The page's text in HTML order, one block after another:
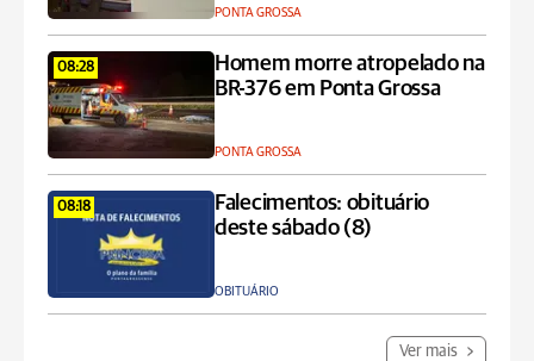
PONTA GROSSA
08:28
Homem morre atropelado na
BR-376 em Ponta Grossa
PONTA GROSSA
08:18
Falecimentos: obituário
deste sábado (8)
OBITUÁRIO
Ver mais